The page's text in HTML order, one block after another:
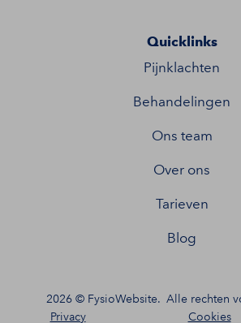
Quicklinks
Pijnklachten
Behandelingen
Ons team
Over ons
Tarieven
Blog
2026 © FysioWebsite. Alle rechten
Privacy
Cookies